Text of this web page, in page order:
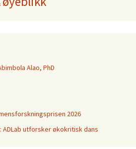
Alao, PhD
2026
ADLab utforsker økokritisk dans